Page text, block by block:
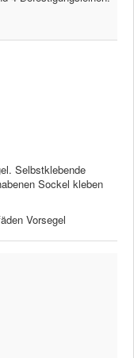
Selbstklebende
Sockel kleben
Vorsegel